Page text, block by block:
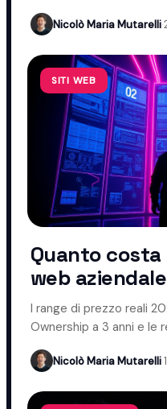
Nicolò Maria Mutarelli·
SITI WEB
Quanto
web aziendale
I range di prezzo reali
Ownership a 3 anni e
bassi.
Nicolò Maria Mutarelli·